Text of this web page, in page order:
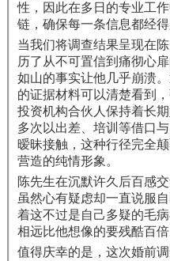
性，因此在多日的专业工
链，确保每一条信息都经得
当我们将调查结果呈现在
历了从不可置信到痛彻心
如山的事实让他几乎崩溃
的证据材料可以清楚看到
投资机构合伙人保持着长
多次以出差、培训等借口
暧昧接触，这种行径完全
营造的纯情形象。
陈先生在沉默许久后百感
虽然心有疑虑却一直说服
着这不过是自己多疑的毛
相远比他想像的要残酷百倍
值得庆幸的是，这次婚前